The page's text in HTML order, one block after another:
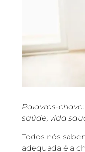
Palavras-
saúde; vida
Todos nós
adequada é a